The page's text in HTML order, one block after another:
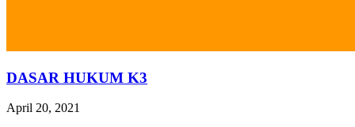
DASAR HUKUM K3
April 20, 2021